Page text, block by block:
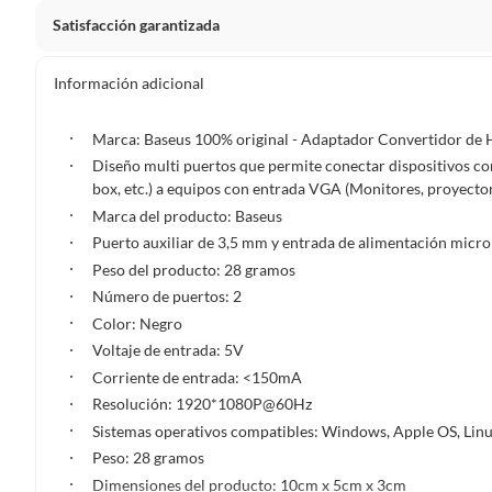
Satisfacción garantizada
pueden devolver ni cambiar. Conoce cuáles son:
Productos vendidos porFalabella, Tottus y otros
7 días: colchones y productos de combustión.
Productos vendidos porSodimac
48 horas: cemento, mezclas de hormigón, morteros, yeso y
7 días: productos eléctricos o a combustión,
máquinas.
No se pueden devolver o cambiar bajo cambio de opinión
Productos de compra internacional.
Productos comprados en Outlet Atocongo.
Productos perecibles como alimentos, bebidas,
Información adicional
Marca: Baseus 100% original - Adaptador Convertidor de
Diseño multi puertos que permite conectar dispositivos
box, etc.) a equipos con entrada VGA (Monitores,
Marca del producto: Baseus
Puerto auxiliar de 3,5 mm y entrada de alimentación
Peso del producto: 28 gramos
Número de puertos: 2
Color: Negro
Voltaje de entrada: 5V
Corriente de entrada: <150mA
Resolución: 1920*1080P@60Hz
Sistemas operativos compatibles: Windows, Apple OS,
Peso: 28 gramos
Dimensiones del producto: 10cm x 5cm x 3cm